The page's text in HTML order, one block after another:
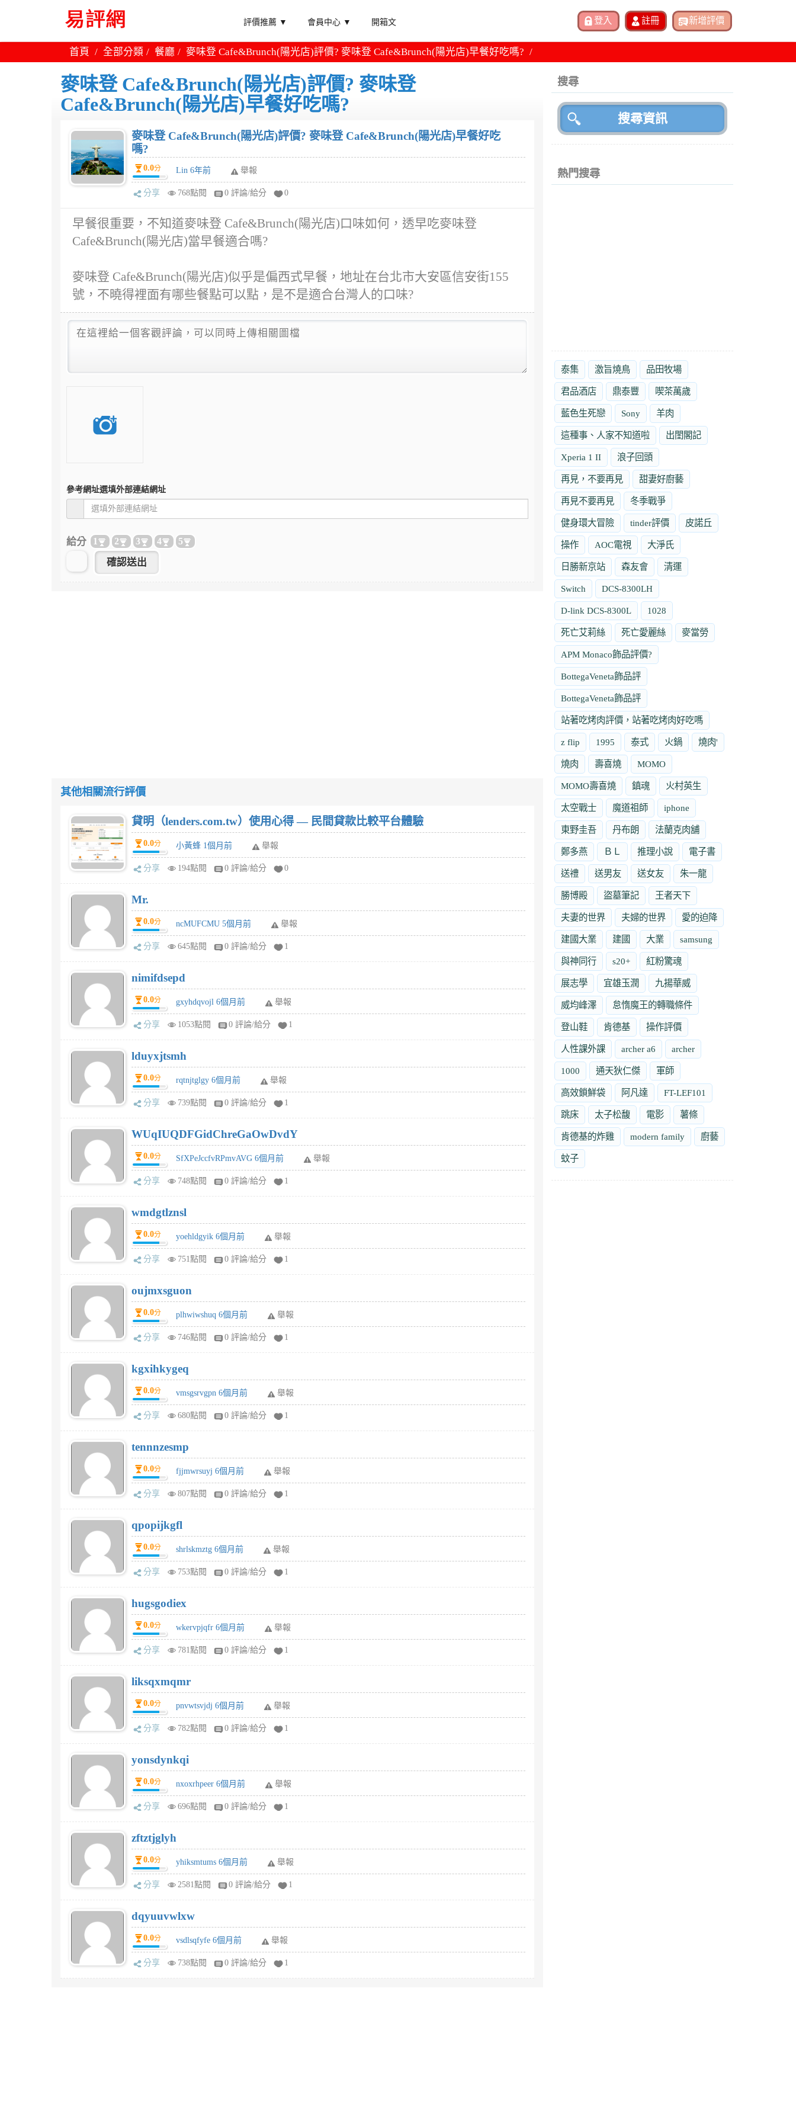
評價推薦 ▼ 會員中心 ▼ 開箱文
首頁 全部分類 餐廳 麥味登 Cafe&Brunch(陽光店)評價? 麥味登 Cafe&Brunch(陽光店)早餐好吃嗎?
麥味登 Cafe&Brunch(陽光店)評價? 麥味登
Cafe&Brunch(陽光店)早餐好吃嗎?
麥味登 Cafe&Brunch(陽光店)評價? 麥味登 Cafe&Brunch(陽光店)早餐好吃
嗎?
0.0分 Lin 6年前 舉報
分享 768點閱 0 評論/給分 0
早餐很重要，不知道麥味登 Cafe&Brunch(陽光店)口味如何，透早吃麥味登
Cafe&Brunch(陽光店)當早餐適合嗎?
麥味登 Cafe&Brunch(陽光店)似乎是偏西式早餐，地址在台北市大安區信安街155
號，不曉得裡面有哪些餐點可以點，是不是適合台灣人的口味?
參考網址選填外部連結網址
給分 1 2 3 4 5
其他相關流行評價
貸明（lenders.com.tw）使用心得 — 民間貸款比較平台體驗
0.0分 小黃蜂 1個月前 舉報
分享 194點閱 0 評論/給分 0
Mr.
0.0分 ncMUFCMU 5個月前 舉報
分享 645點閱 0 評論/給分 1
nimifdsepd
0.0分 gxyhdqvojl 6個月前 舉報
分享 1053點閱 0 評論/給分 1
lduyxjtsmh
0.0分 rqtnjtglgy 6個月前 舉報
分享 739點閱 0 評論/給分 1
WUqIUQDFGidChreGaOwDvdY
0.0分 SfXPeJccfvRPmvAVG 6個月前 舉報
分享 748點閱 0 評論/給分 1
wmdgtlznsl
0.0分 yoehldgyik 6個月前 舉報
分享 751點閱 0 評論/給分 1
oujmxsguon
0.0分 plhwiwshuq 6個月前 舉報
分享 746點閱 0 評論/給分 1
kgxihkygeq
0.0分 vmsgsrvgpn 6個月前 舉報
分享 680點閱 0 評論/給分 1
tennnzesmp
0.0分 fjjmwrsuyj 6個月前 舉報
分享 807點閱 0 評論/給分 1
qpopijkgfl
0.0分 shrlskmztg 6個月前 舉報
分享 753點閱 0 評論/給分 1
hugsgodiex
0.0分 wkervpjqfr 6個月前 舉報
分享 781點閱 0 評論/給分 1
liksqxmqmr
0.0分 pnvwtsvjdj 6個月前 舉報
分享 782點閱 0 評論/給分 1
yonsdynkqi
0.0分 nxoxrhpeer 6個月前 舉報
分享 696點閱 0 評論/給分 1
zftztjglyh
0.0分 yhiksmtums 6個月前 舉報
分享 2581點閱 0 評論/給分 1
dqyuuvwlxw
0.0分 vsdlsqfyfe 6個月前 舉報
分享 738點閱 0 評論/給分 1
搜尋
熱門搜尋
泰集 激旨燒鳥 品田牧場
君品酒店 鼎泰豐 喫茶萬歲
藍色生死戀 Sony 羊肉
這種事、人家不知道啦 出閨閣記
Xperia 1 II 浪子回頭
再見，不要再見 甜妻好廚藝
再見不要再見 冬季戰爭
健身環大冒險 tinder評價 皮諾丘
操作 AOC電視 大淨氏
日勝新京站 森友會 清運
Switch DCS-8300LH
D-link DCS-8300L 1028
死亡艾莉絲 死亡愛麗絲 麥當勞
APM Monaco飾品評價?
BottegaVeneta飾品評
BottegaVeneta飾品評
站著吃烤肉評價，站著吃烤肉好吃嗎
z flip 1995 泰式 火鍋 燒肉'
燒肉 壽喜燒 MOMO
MOMO壽喜燒 鎮魂 火村英生
太空戰士 魔道祖師 iphone
東野圭吾 丹布朗 法蘭克肉舖
鄭多燕 ＢＬ 推理小說 電子書
送禮 送男友 送女友 朱一龍
勝博殿 盜墓筆記 王者天下
夫妻的世界 夫婦的世界 愛的迫降
建國大業 建國 大業 samsung
與神同行 s20+ 紅粉驚魂
展志學 宜雄玉潤 九揚華威
威均峰澤 怠惰魔王的轉職條件
登山鞋 肯德基 操作評價
人性課外課 archer a6 archer
1000 通天狄仁傑 軍師
高效鎖鮮袋 阿凡達 FT-LEF101
跳床 太子松馥 電影 薯條
肯德基的炸雞 modern family 廚藝
蚊子